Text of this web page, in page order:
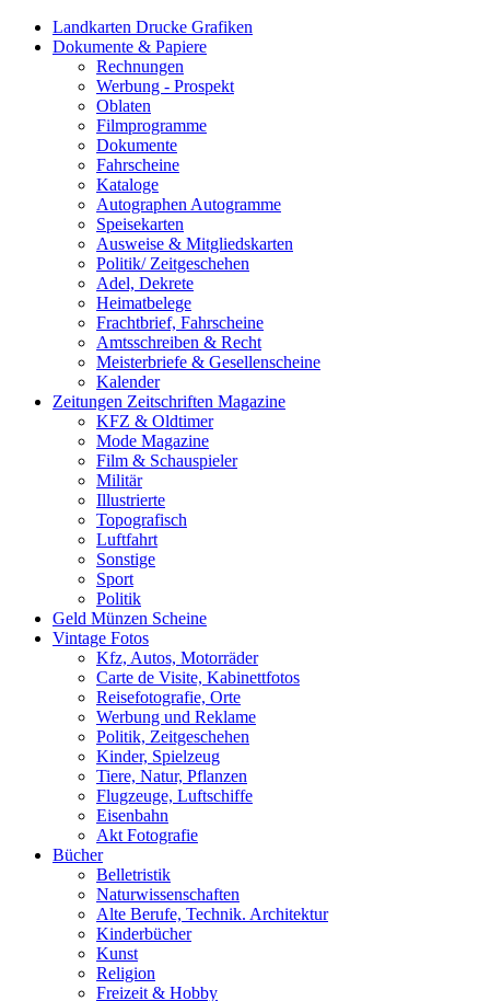
Landkarten Drucke Grafiken
Dokumente & Papiere
Rechnungen
Werbung - Prospekt
Oblaten
Filmprogramme
Dokumente
Fahrscheine
Kataloge
Autographen Autogramme
Speisekarten
Ausweise & Mitgliedskarten
Politik/ Zeitgeschehen
Adel, Dekrete
Heimatbelege
Frachtbrief, Fahrscheine
Amtsschreiben & Recht
Meisterbriefe & Gesellenscheine
Kalender
Zeitungen Zeitschriften Magazine
KFZ & Oldtimer
Mode Magazine
Film & Schauspieler
Militär
Illustrierte
Topografisch
Luftfahrt
Sonstige
Sport
Politik
Geld Münzen Scheine
Vintage Fotos
Kfz, Autos, Motorräder
Carte de Visite, Kabinettfotos
Reisefotografie, Orte
Werbung und Reklame
Politik, Zeitgeschehen
Kinder, Spielzeug
Tiere, Natur, Pflanzen
Flugzeuge, Luftschiffe
Eisenbahn
Akt Fotografie
Bücher
Belletristik
Naturwissenschaften
Alte Berufe, Technik. Architektur
Kinderbücher
Kunst
Religion
Freizeit & Hobby